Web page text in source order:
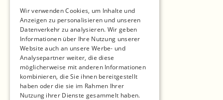
Startseite
Einkaufen
Saisons
Unsere Partner
SPANISH
NORWEGIAN
Wir verwenden Cookies, um Inhalte und
Anzeigen zu personalisieren und unseren
Datenverkehr zu analysieren. Wir geben
Informationen über Ihre Nutzung unserer
Website auch an unsere Werbe- und
Analysepartner weiter, die diese
möglicherweise mit anderen Informationen
kombinieren, die Sie ihnen bereitgestellt
haben oder die sie im Rahmen Ihrer
Nutzung ihrer Dienste gesammelt haben.